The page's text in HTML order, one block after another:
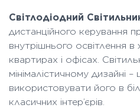
Світлодіодний
дистанційного керування
внутрішнього освітлення
квартирах і офісах.
мінімалістичному дизайні
використовувати його в
класичних інтер’єрів.